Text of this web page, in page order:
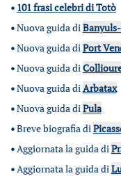
• 101 frasi celebri di Totò
•Nuova guida di
•Nuova guida diPort
•Nuova guida di
•Nuova guida diArbatax
•Nuova guida diPula
•Breve biografia di
•Aggiornata la guida di
•Aggiornata la guida di